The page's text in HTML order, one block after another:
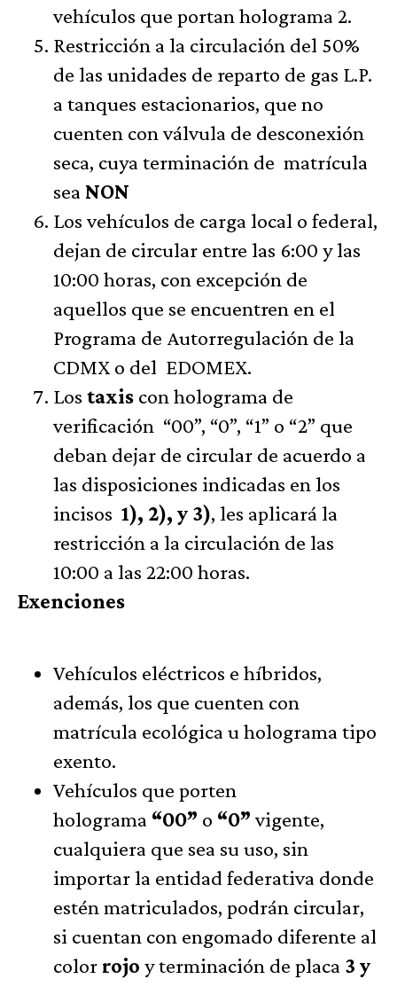
vehículos que portan holograma 2.
Restricción a la circulación del 50%
de las unidades de reparto de gas L.P.
a tanques estacionarios, que no
cuenten con válvula de desconexión
seca, cuya terminación de matrícula
sea NON
Los vehículos de carga local o federal,
dejan de circular entre las 6:00 y las
10:00 horas, con excepción de
aquellos que se encuentren en el
Programa de Autorregulación de la
CDMX o del EDOMEX.
Los taxis con holograma de
verificación “00”, “0”, “1” o “2” que
deban dejar de circular de acuerdo a
las disposiciones indicadas en los
incisos 1), 2), y 3), les aplicará la
restricción a la circulación de las
10:00 a las 22:00 horas.
Exenciones
Vehículos eléctricos e híbridos,
además, los que cuenten con
matrícula ecológica u holograma tipo
exento.
Vehículos que porten
holograma “00” o “0” vigente,
cualquiera que sea su uso, sin
importar la entidad federativa donde
estén matriculados, podrán circular,
si cuentan con engomado diferente al
color rojo y terminación de placa 3 y